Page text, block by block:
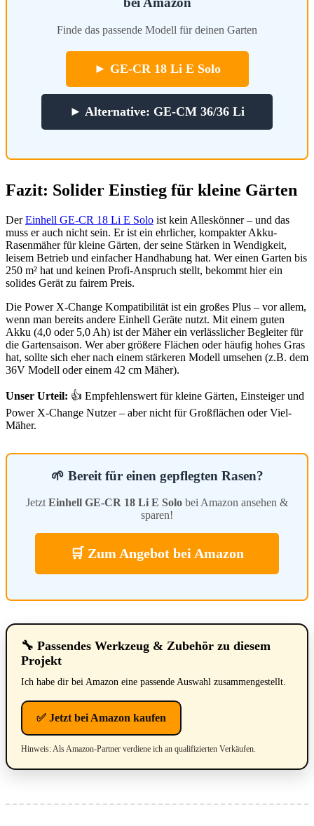
Finde das passende Modell für deinen Garten
► GE-CR 18 Li E Solo
► Alternative: GE-CM 36/36 Li
Fazit: Solider Einstieg für kleine Gärten
DerEinhell GE-CR 18 Li E Solo ist kein Alleskönner – und das
muss er auch nicht sein. Er ist ein ehrlicher, kompakter Akku-
Rasenmäher für kleine Gärten, der seine Stärken in Wendigkeit,
leisem Betrieb und einfacher Handhabung hat. Wer einen Garten bis
250 m² hat und keinen Profi-Anspruch stellt, bekommt hier ein
solides Gerät zu fairem Preis.
Die Power X-Change Kompatibilität ist ein großes Plus – vor allem,
wenn man bereits andere Einhell Geräte nutzt. Mit einem guten
Akku (4,0 oder 5,0 Ah) ist der Mäher ein verlässlicher Begleiter für
die Gartensaison. Wer aber größere Flächen oder häufig hohes Gras
hat, sollte sich eher nach einem stärkeren Modell umsehen (z.B. dem
36V Modell oder einem 42 cm Mäher).
Unser Urteil: 👍 Empfehlenswert für kleine Gärten, Einsteiger und
Power X-Change Nutzer – aber nicht für Großflächen oder Viel-
Mäher.
🌱 Bereit für einen gepflegten Rasen?
JetztEinhell GE-CR 18 Li E Solo bei Amazon ansehen &
sparen!
🛒 Zum Angebot bei Amazon
🔧 Passendes Werkzeug & Zubehör zu diesem
Projekt
Ich habe dir bei Amazon eine passende Auswahl zusammengestellt.
✅ Jetzt bei Amazon kaufen
Hinweis: Als Amazon-Partner verdiene ich an qualifizierten Verkäufen.